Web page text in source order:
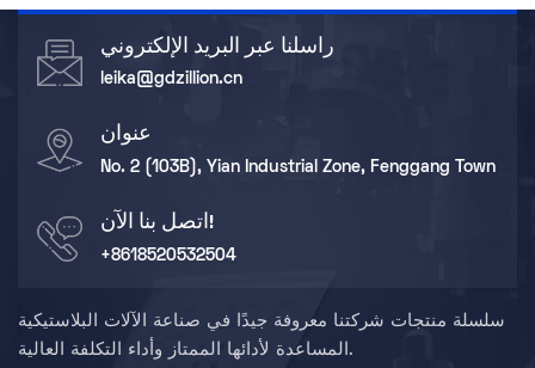
راسلنا عبر البريد الإلكتروني
leika@gdzillion.cn
عنوان
No. 2 (103B), Yian Industrial Zone, Fenggang Town
اتصل بنا الآن!
+8618520532504
سلسلة منتجات شركتنا معروفة جيدًا في صناعة الآلات البلاستيكية
المساعدة لأدائها الممتاز وأداء التكلفة العالية.